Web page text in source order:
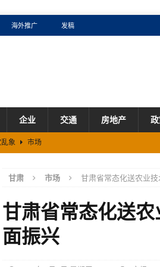
海外推广 发稿
企业 交通 房地产
象
市场
展新优势
市场
个月高于全国增速
产业
环线发布 市场
甘肃 市场 甘肃省常态化送农业
甘肃省常态化送
面振兴